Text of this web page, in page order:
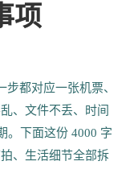
项
都对应一张机票、
、文件不丢、时间
。下面这份 4000 字
、生活细节全部拆